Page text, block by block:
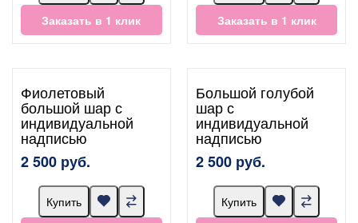
Заказать в 1 клик
Заказать в 1 клик
Фиолетовый
большой шар с
индивидуальной
надписью
2 500 руб.
Купить
Большой голубой
шар с
индивидуальной
надписью
2 500 руб.
Купить